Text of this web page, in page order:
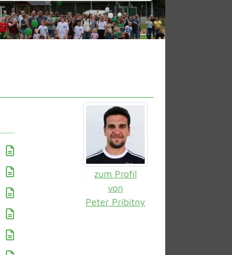
zum Profil
von
Peter Pribitny